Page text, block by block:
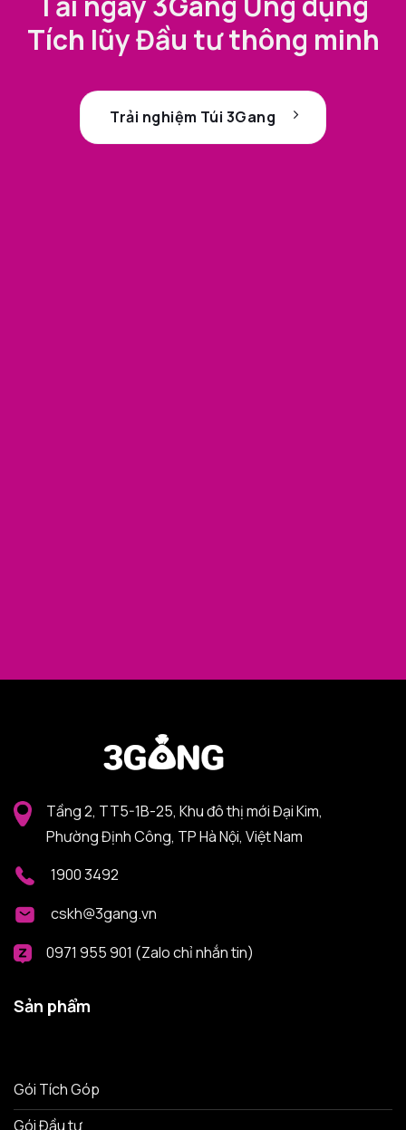
Tích lũy Đầu tư thông minh
Trải nghiệm Túi 3Gang
Tầng 2, TT5-1B-25, Khu đô thị mới Đại Kim,
Phường Định Công, TP Hà Nội, Việt Nam
1900 3492
cskh@3gang.vn
0971 955 901 (Zalo chỉ nhắn tin)
Sản phẩm
Gói Tích Góp
Gói Đầu tư